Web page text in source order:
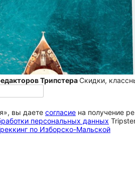
ТрипстераСкидки,
вы даете согласие на получение
персональных данных